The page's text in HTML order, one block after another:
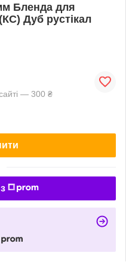
Бленда для
Дуб рустікал
— 300 ₴